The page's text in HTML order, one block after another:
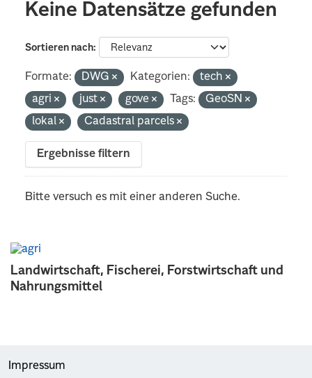
Landwirtschaft, Fischerei, Forstwirtschaft und
Nahrungsmittel
Keine Datensätze gefunden
Sortieren nach
Formate: DWG Kategorien:
tech
agri
just gove Tags:
GeoSN
lokal
Cadastral parcels
Ergebnisse filtern
Bitte versuch es mit einer anderen Suche.
Impressum